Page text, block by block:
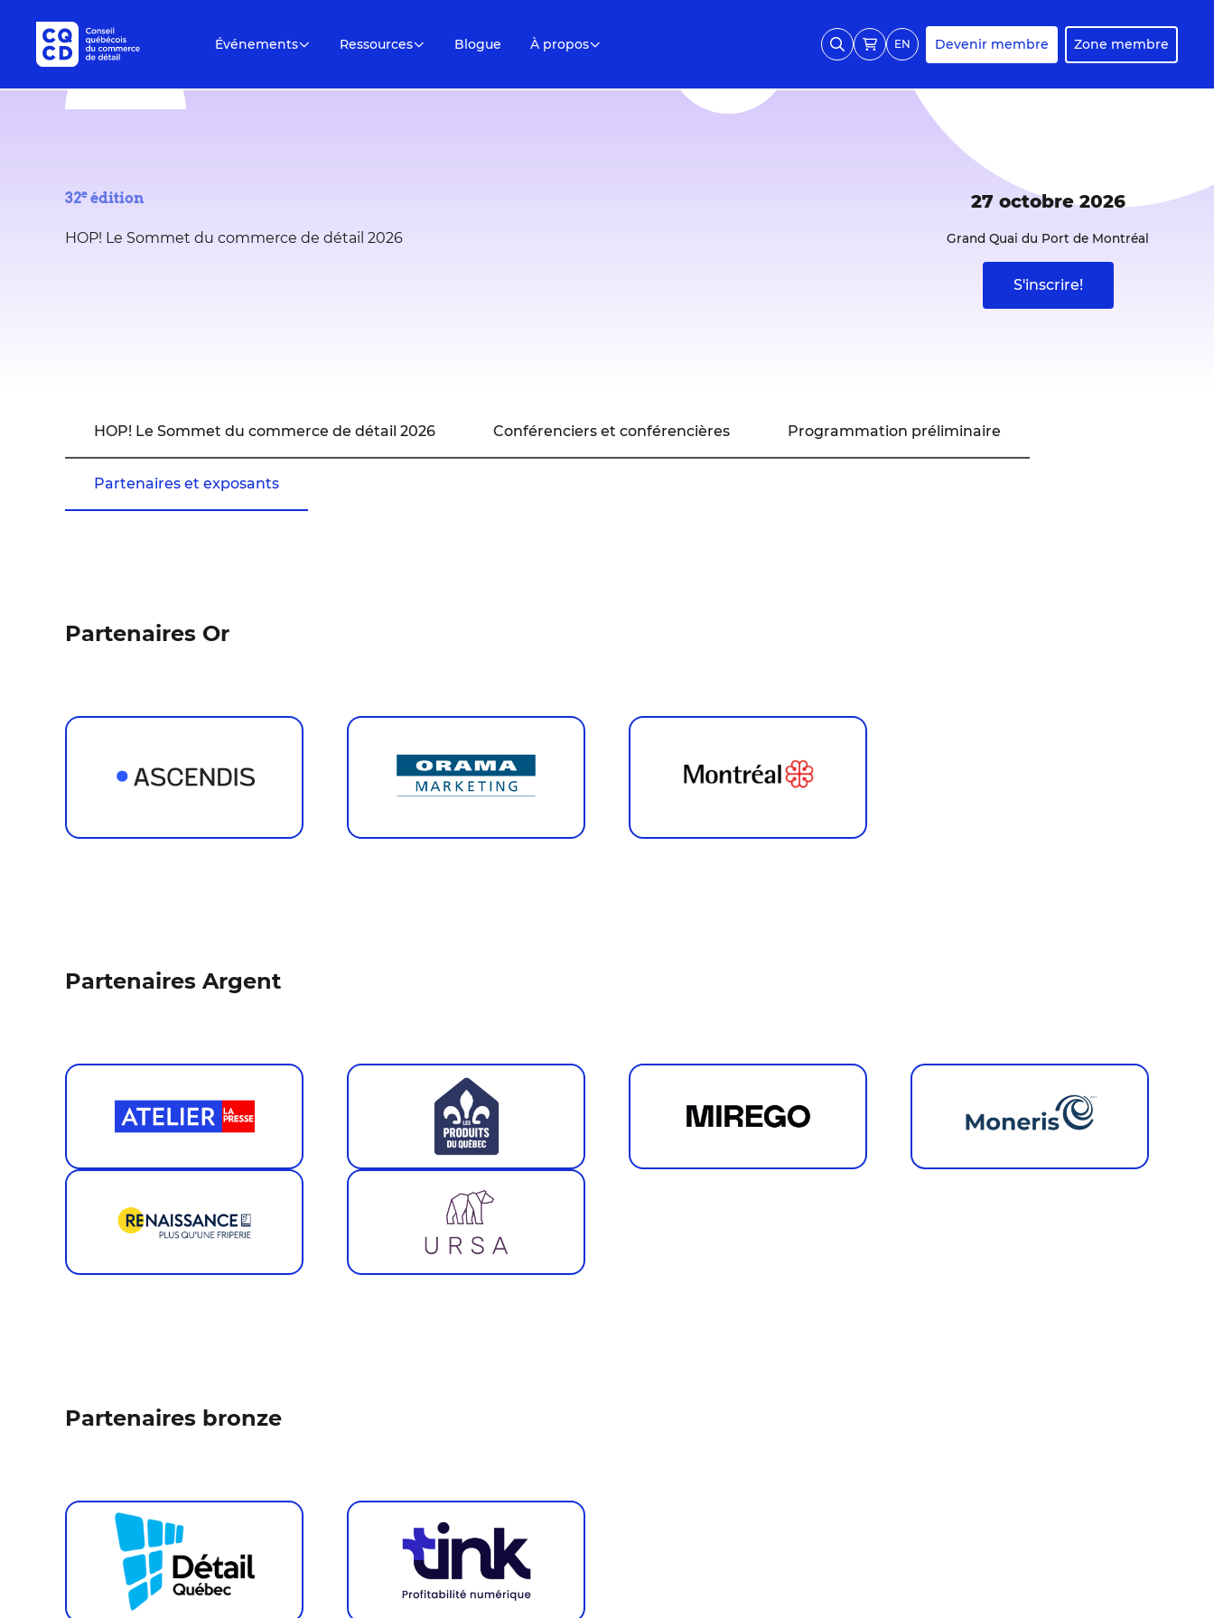
Événements Ressources Blogue À propos EN Devenir membre Zone membre
32e édition
HOP! Le Sommet du commerce de détail 2026
27 octobre 2026
Grand Quai du Port de Montréal
S'inscrire!
HOP! Le Sommet du commerce de détail 2026 Conférenciers et conférencières Programmation préliminaire
Partenaires et exposants
Partenaires Or
Partenaires Argent
Partenaires bronze